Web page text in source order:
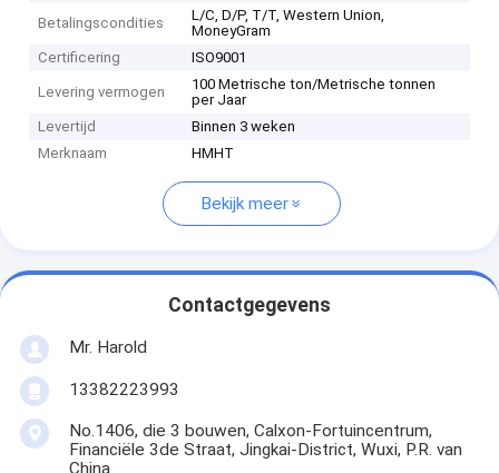
Betalingscondities
L/C, D/P, T/T, Western Union,
MoneyGram
Certificering
ISO9001
Levering vermogen
100 Metrische ton/Metrische tonnen
per Jaar
Levertijd
Binnen 3 weken
Merknaam
HMHT
Bekijk meer
Contactgegevens
Mr. Harold
13382223993
No.1406, die 3 bouwen, Calxon-Fortuincentrum,
Financiële 3de Straat, Jingkai-District, Wuxi, P.R. van
China